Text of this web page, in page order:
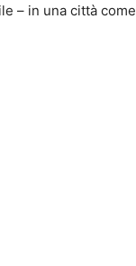
– in una città come